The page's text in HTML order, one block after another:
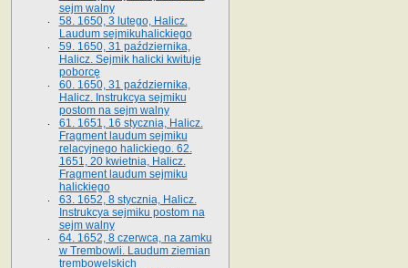
sejm walny
58. 1650, 3 lutego, Halicz.
Laudum sejmikuhalickiego
59. 1650, 31 października,
Halicz. Sejmik halicki kwituje
poborcę
60. 1650, 31 października,
Halicz. Instrukcya sejmiku
postom na sejm walny
61. 1651, 16 stycznia, Halicz.
Fragment laudum sejmiku
relacyjnego halickiego. 62.
1651, 20 kwietnia, Halicz.
Fragment laudum sejmiku
halickiego
63. 1652, 8 stycznia, Halicz.
Instrukcya sejmiku postom na
sejm walny
64. 1652, 8 czerwca, na zamku
w Trembowli. Laudum ziemian
trembowelskich